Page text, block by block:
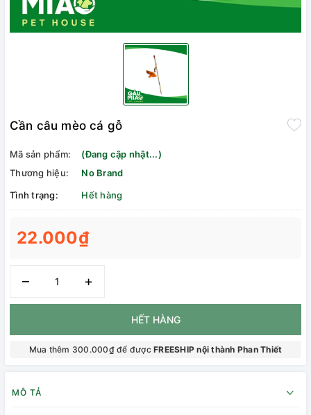
Cần câu mèo cá gỗ
Mã sản phẩm:
(Đang cập nhật...)
Thương hiệu:
No Brand
Tình trạng:
Hết hàng
22.000₫
– +
HẾT HÀNG
Mua thêm 300.000₫ để đượcFREESHIP nội thành Phan Thiết
MÔ TẢ